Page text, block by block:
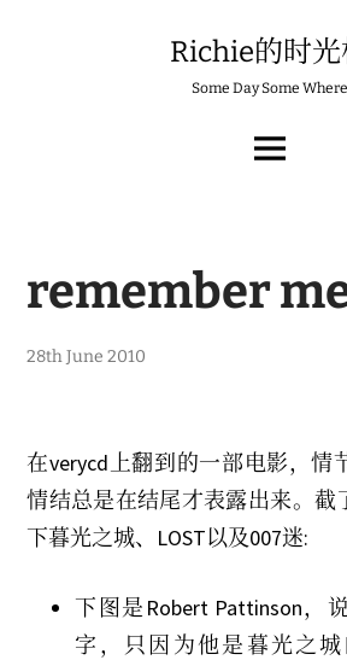
Richie的时光
Some Day Some Where
MENU
remember
3
y
2
0
2
3
28th June 2010
在verycd上翻到的一部电影，情
情结总是在结尾才表露出来。截
下暮光之城、LOST以及007迷:
下图是Robert Pattinson，
字，只因为他是暮光之